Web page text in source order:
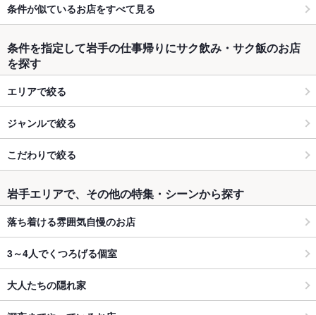
条件が似ているお店をすべて見る
条件を指定して岩手の仕事帰りにサク飲み・サク飯のお店
を探す
エリアで絞る
ジャンルで絞る
こだわりで絞る
岩手エリアで、その他の特集・シーンから探す
落ち着ける雰囲気自慢のお店
3～4人でくつろげる個室
大人たちの隠れ家